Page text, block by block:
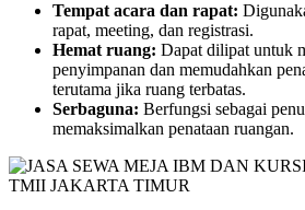
Tempat acara dan rapat:
rapat, meeting, dan registrasi.
Hemat ruang: Dapat dilipat untuk
penyimpanan dan memudahkan
terutama jika ruang terbatas.
Serbaguna: Berfungsi sebagai
memaksimalkan penataan ruangan.